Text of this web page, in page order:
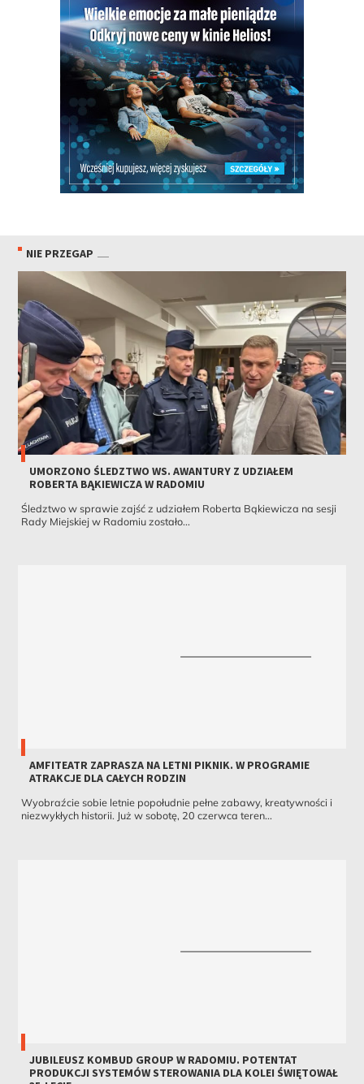
NIE PRZEGAP
UMORZONO ŚLEDZTWO WS. AWANTURY Z UDZIAŁEM
ROBERTA BĄKIEWICZA W RADOMIU
Śledztwo w sprawie zajść z udziałem Roberta Bąkiewicza na sesji
Rady Miejskiej w Radomiu zostało...
AMFITEATR ZAPRASZA NA LETNI PIKNIK. W PROGRAMIE
ATRAKCJE DLA CAŁYCH RODZIN
Wyobraźcie sobie letnie popołudnie pełne zabawy, kreatywności i
niezwykłych historii. Już w sobotę, 20 czerwca teren...
JUBILEUSZ KOMBUD GROUP W RADOMIU. POTENTAT
PRODUKCJI SYSTEMÓW STEROWANIA DLA KOLEI ŚWIĘTOWAŁ